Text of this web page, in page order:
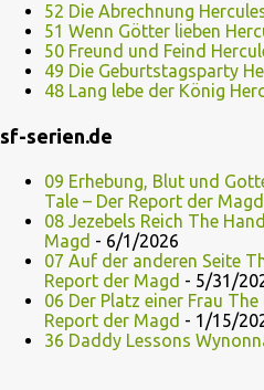
52 Die Abrechnung
51 Wenn Götter lieben
50 Freund und Feind
49 Die Geburtstagsparty
48 Lang lebe der König
sf-serien.de
09 Erhebung, Blut und
Tale – Der Report der Magd
08 Jezebels Reich The
Magd - 6/1/2026
07 Auf der anderen Seite
Report der Magd - 5/31/
06 Der Platz einer Frau
Report der Magd - 1/15/
36 Daddy Lessons